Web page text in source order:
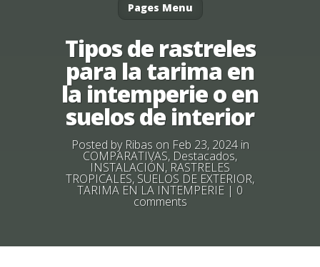
Pages Menu
Tipos de rastreles
para la tarima en
la intemperie o en
suelos de interior
Posted by Ribas on Feb 23, 2024 in
COMPARATIVAS, Destacados,
INSTALACIÓN, RASTRELES
TROPICALES, SUELOS DE EXTERIOR,
TARIMA EN LA INTEMPERIE | 0
comments